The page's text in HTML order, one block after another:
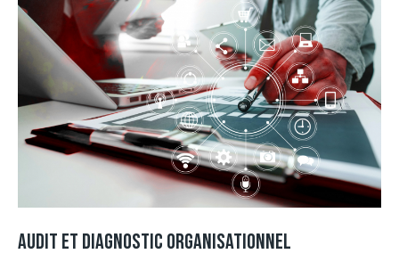
AUDIT ET DIAGNOSTIC ORGANISATIONNEL